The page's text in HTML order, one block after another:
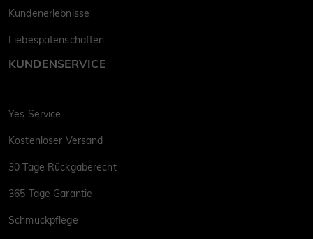
Kundenerlebnisse
Liebespatenschaften
KUNDENSERVICE
Yes Service
Kostenloser Versand
30 Tage Rückgaberecht
365 Tage Garantie
Schmuckpflege